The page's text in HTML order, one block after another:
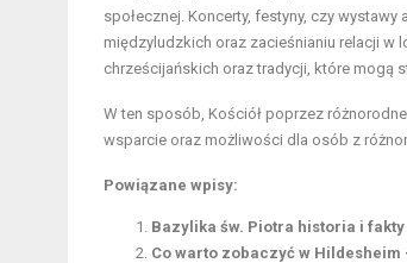
społecznej. Koncerty, festyny, czy
międzyludzkich oraz zacieśnianiu relacji w
chrześcijańskich oraz tradycji, które mogą
W ten sposób, Kościół poprzez
wsparcie oraz możliwości dla osób z
Powiązane wpisy:
Bazylika św. Piotra historia i fakty
Co warto zobaczyć w Hildesheim